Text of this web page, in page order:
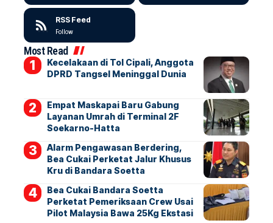
RSS Feed
Follow
Most Read
Kecelakaan di Tol Cipali, Anggota
DPRD Tangsel Meninggal Dunia
Empat Maskapai Baru Gabung
Layanan Umrah di Terminal 2F
Soekarno-Hatta
Alarm Pengawasan Berdering,
Bea Cukai Perketat Jalur Khusus
Kru di Bandara Soetta
Bea Cukai Bandara Soetta
Perketat Pemeriksaan Crew Usai
Pilot Malaysia Bawa 25Kg Ekstasi